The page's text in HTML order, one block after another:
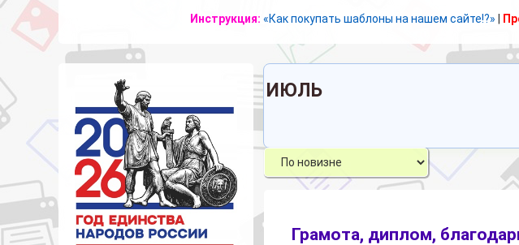
Инструкция: «Как покупать шаблоны на нашем сайте!?»
ИЮЛЬ
Грамота, диплом,